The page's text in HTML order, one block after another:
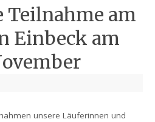
Teilnahme am
Einbeck am
unsere Läuferinnen und